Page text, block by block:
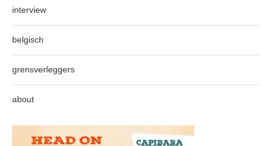
interview
belgisch
grensverleggers
about